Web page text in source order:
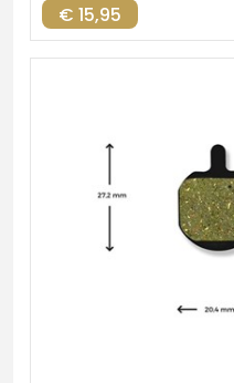
€ 15,95